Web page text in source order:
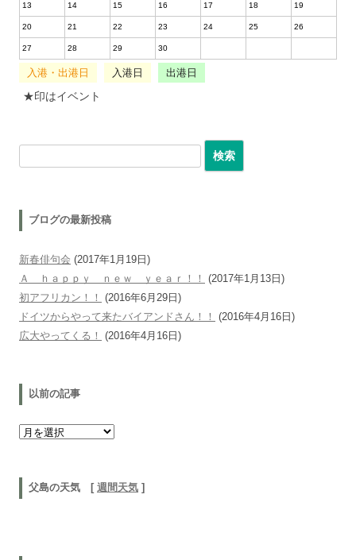
13 14 15 16 17 18 19
20 21 22 23 24 25 26
27 28 29 30
入港・出港日 入港日 出港日
★印はイベント
検索:
ブログの最新投稿
新春俳句会 (2017年1月19日)
Ａ ｈａｐｐｙ ｎｅｗ ｙｅａｒ！！
(2017年1月13日)
初アフリカン！！
(2016年6月29日)
ドイツからやって来たバイアンドさん！！
(2016年4月16日)
広大やってくる！
(2016年4月16日)
以前の記事
以前の記事
父島の天気 [ 週間天気 ]